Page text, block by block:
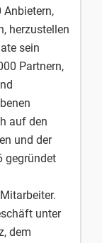
herzustellen
sein
Partnern,
auf den
und der
gegründet
unter
dem